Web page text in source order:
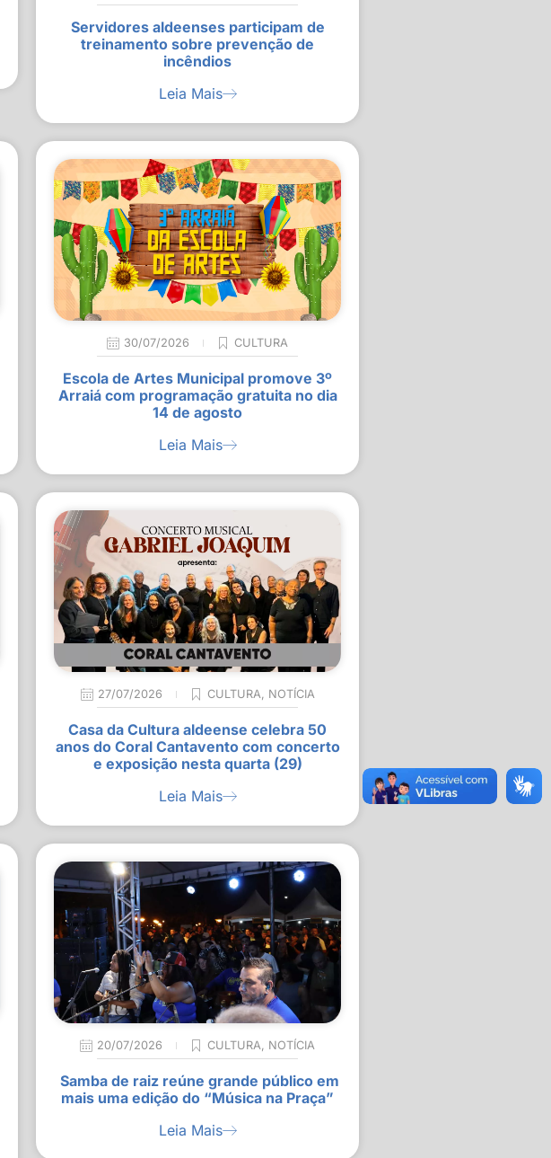
Servidores aldeenses participam de
treinamento sobre prevenção de
incêndios
Leia Mais
30/07/2026 CULTURA
Escola de Artes Municipal promove 3º
Arraiá com programação gratuita no dia
14 de agosto
Leia Mais
27/07/2026 CULTURA, NOTÍCIA
Casa da Cultura aldeense celebra 50
anos do Coral Cantavento com concerto
e exposição nesta quarta (29)
Leia Mais
20/07/2026 CULTURA, NOTÍCIA
Samba de raiz reúne grande público em
mais uma edição do “Música na Praça”
Leia Mais